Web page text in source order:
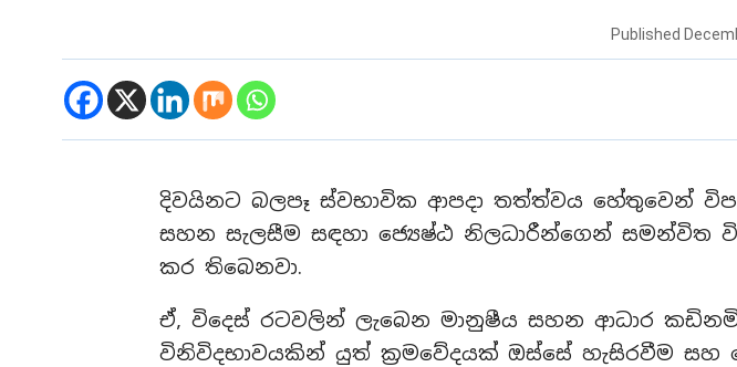
Published
දිවයිනට බලපෑ ස්වභාවික ආපදා තත්ත්වය හේතුවෙන්
සහන සැලසීම සඳහා ජ්‍යෙෂ්ඨ නිලධාරීන්ගෙන් සමන්විත
කර තිබෙනවා.
ඒ, විදෙස් රටවලින් ලැබෙන මානුෂීය සහන ආධාර
විනිවිදභාවයකින් යුත් ක්‍රමවේදයක් ඔස්සේ හැසිරවීම සහ